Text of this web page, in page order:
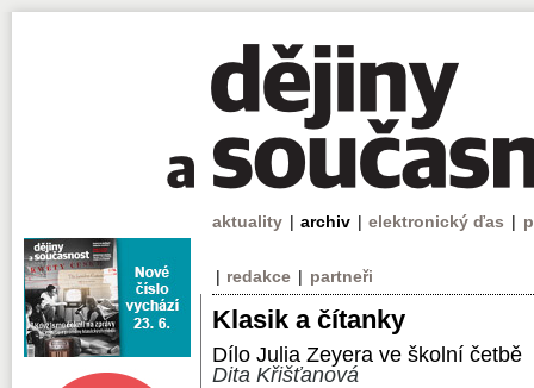
aktuality | archiv | elektronický ďas |
| redakce | partneři
Klasik a čítanky
Dílo Julia Zeyera ve školní četbě
Dita Křišťanová